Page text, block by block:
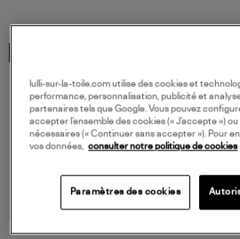
lulli-sur-la-toile.com utilise des cookies et
performance, personnalisation, publicité et
partenaires tels que Google. Vous pouvez
accepter l’ensemble des cookies (« J’accepte »)
nécessaires (« Continuer sans accepter »). Pour
vos données, consulter notre politique de cookies
Paramètres des cookies